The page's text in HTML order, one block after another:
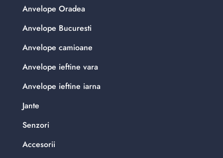
Anvelope Oradea
Anvelope Bucuresti
Anvelope camioane
Anvelope ieftine vara
Anvelope ieftine iarna
Jante
Senzori
Accesorii